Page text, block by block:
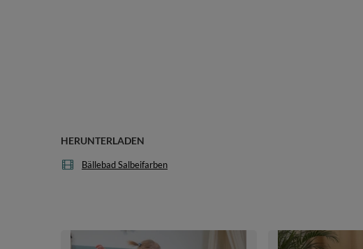
HERUNTERLADEN
Bällebad Salbeifarben